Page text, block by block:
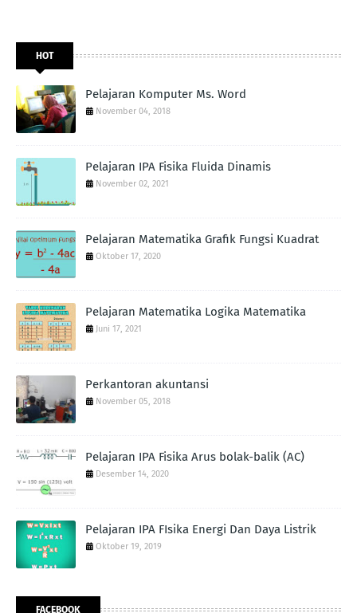
HOT
Pelajaran Komputer Ms. Word
November 04, 2018
Pelajaran IPA Fisika Fluida Dinamis
November 02, 2021
Pelajaran Matematika Grafik Fungsi Kuadrat
Oktober 17, 2020
Pelajaran Matematika Logika Matematika
Juni 17, 2021
Perkantoran akuntansi
November 05, 2018
Pelajaran IPA Fisika Arus bolak-balik (AC)
Desember 14, 2020
Pelajaran IPA FIsika Energi Dan Daya Listrik
Oktober 19, 2019
FACEBOOK